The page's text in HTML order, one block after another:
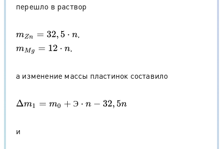
перешло в раствор
mZn= 32 5⋅n
mMg= 12 n ,
а изменение массы пластинок составило
Э
Δm1= m0 +Э⋅n −32,5 n
и